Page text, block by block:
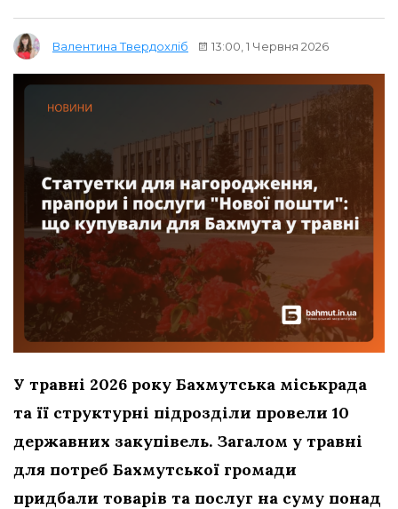
Валентина Твердохліб 13:00, 1 Червня 2026
У травні 2026 року Бахмутська міськрада
та її структурні підрозділи провели 10
державних закупівель. Загалом у травні
для потреб Бахмутської громади
придбали товарів та послуг на суму понад